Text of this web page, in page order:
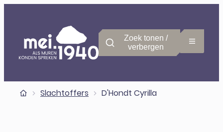
Zoek tonen /
verbergen
Menu
Startpagina
Slachtoffers D'Hondt Cyrilla